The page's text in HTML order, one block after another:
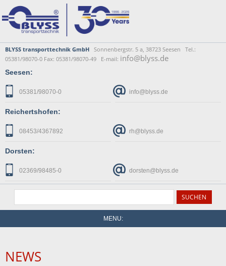
BLYSS transporttechnik GmbH Sonnenbergstr. 5 a, 38723 Seesen Tel.:
05381/98070-0 Fax: 05381/98070-49 E-mail: info@blyss.de
Seesen:
05381/98070-0 info@blyss.de
Reichertshofen:
08453/4367892 rh@blyss.de
Dorsten:
02369/98485-0 dorsten@blyss.de
MENU:
NEWS